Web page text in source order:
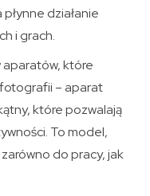
działanie
i grach.
które
– aparat
które pozwalają
To model,
do pracy, jak